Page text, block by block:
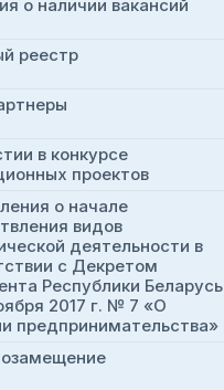
о наличии вакансий
реестр
в конкурсе
проектов
о начале
видов
деятельности в
с Декретом
Республики Беларусь
2017 г. № 7 «О
предпринимательства»